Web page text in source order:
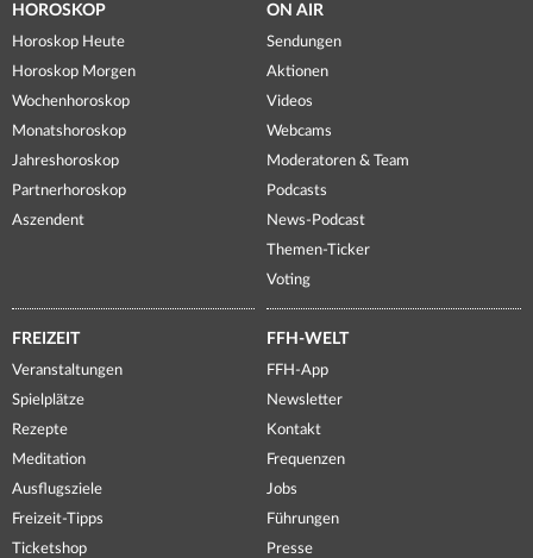
HOROSKOP
Horoskop Heute
Horoskop Morgen
Wochenhoroskop
Monatshoroskop
Jahreshoroskop
Partnerhoroskop
Aszendent
ON AIR
Sendungen
Aktionen
Videos
Webcams
Moderatoren & Team
Podcasts
News-Podcast
Themen-Ticker
Voting
FREIZEIT
Veranstaltungen
Spielplätze
Rezepte
Meditation
Ausflugsziele
Freizeit-Tipps
Ticketshop
FFH-WELT
FFH-App
Newsletter
Kontakt
Frequenzen
Jobs
Führungen
Presse